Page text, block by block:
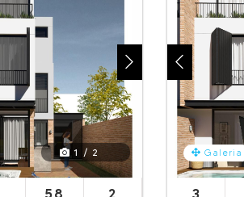
1 / 2
58 2
Galeria
3